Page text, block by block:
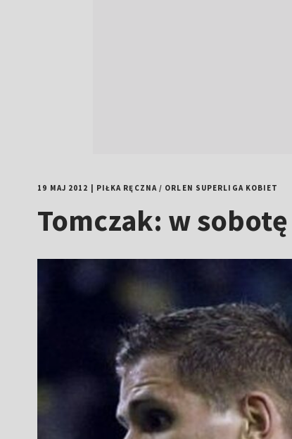
19 MAJ 2012 PIŁKA RĘCZNA/ ORLEN SUPERLIGA KOBIET
Tomczak: w